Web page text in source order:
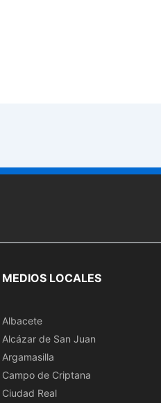
MEDIOS LOCALES
Albacete
Alcázar de San Juan
Argamasilla
Campo de Criptana
Ciudad Real